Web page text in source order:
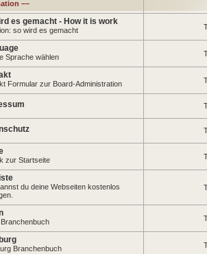
––
es gemacht - How it is work
so wird es gemacht
Sprache wählen
Formular zur Board-Administration
zur Startseite
du deine Webseiten kostenlos
Branchenbuch
Branchenbuch